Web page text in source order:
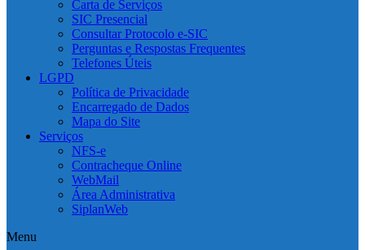
Carta de Serviços
SIC Presencial
Consultar Protocolo e-SIC
Perguntas e Respostas Frequentes
Telefones Úteis
LGPD
Política de Privacidade
Encarregado de Dados
Mapa do Site
Serviços
NFS-e
Contracheque Online
WebMail
Área Administrativa
SiplanWeb
Menu